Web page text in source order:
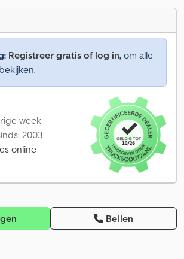
Registreer gratis of log in, om alle
week
2003
online
Bellen